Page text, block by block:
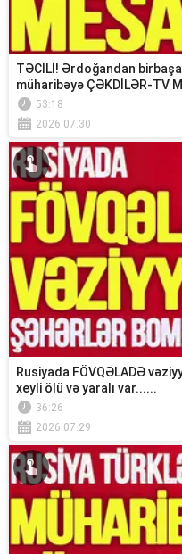
TƏCİLİ! Ərdoğandan
müharibəyə ÇƏKDİLƏR-TV
53:18
2026.07.30
Rusiyada FÖVQƏLADƏ
xeyli ölü və yaralı var......
36:26
2026.07.29